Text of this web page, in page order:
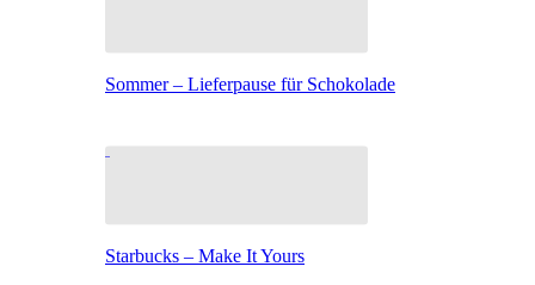
Sommer – Lieferpause für Schokolade
Starbucks – Make It Yours